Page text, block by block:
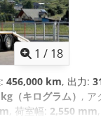
1 / 18
456,000 km, 出力:
（キログラム） , ア
, 荷室幅: 2,550 mm